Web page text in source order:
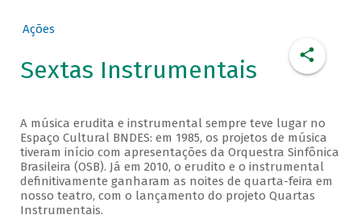
Ações
Sextas Instrumentais
A música erudita e instrumental sempre teve lugar no
Espaço Cultural BNDES: em 1985, os projetos de música
tiveram início com apresentações da Orquestra Sinfônica
Brasileira (OSB). Já em 2010, o erudito e o instrumental
definitivamente ganharam as noites de quarta-feira em
nosso teatro, com o lançamento do projeto Quartas
Instrumentais.